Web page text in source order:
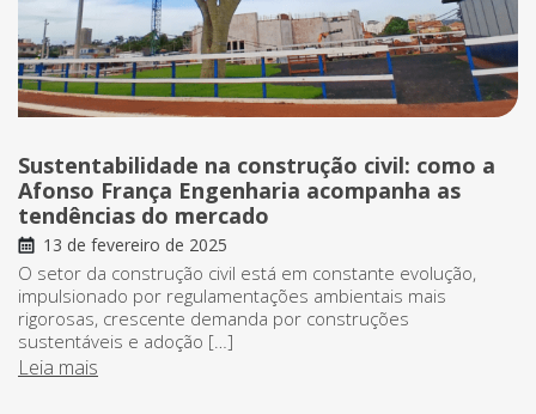
Sustentabilidade na construção civil: como a
Afonso França Engenharia acompanha as
tendências do mercado
13 de fevereiro de 2025
O setor da construção civil está em constante evolução,
impulsionado por regulamentações ambientais mais
rigorosas, crescente demanda por construções
sustentáveis e adoção […]
Leia mais